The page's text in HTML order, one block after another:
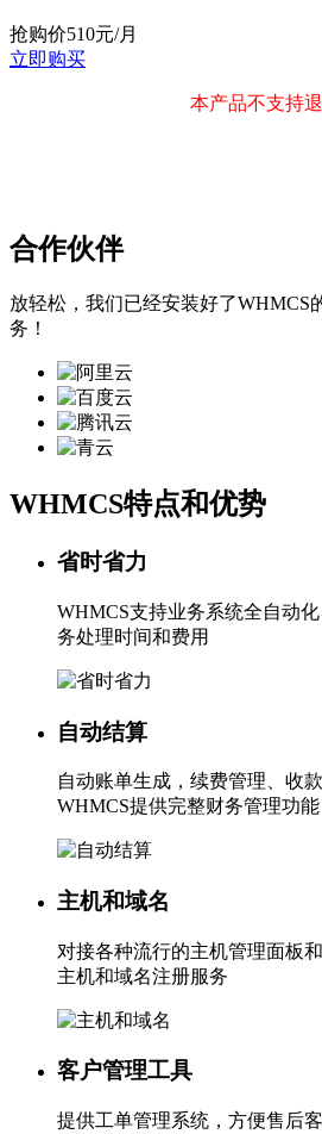
抢购价510元/月
立即购买
本产品不支持
合作伙伴
放轻松，我们已经安装好了WHMCS
务！
WHMCS特点和优势
省时省力
WHMCS支持业务系统全自动
务处理时间和费用
自动结算
自动账单生成，续费管理、收
WHMCS提供完整财务管理功能
主机和域名
对接各种流行的主机管理面板
主机和域名注册服务
客户管理工具
提供工单管理系统，方便售后